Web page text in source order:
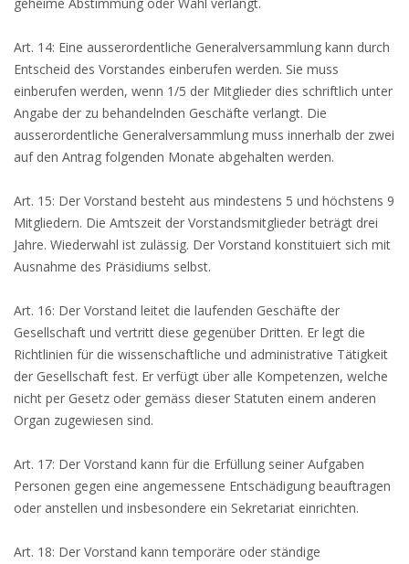
Art. 14: Eine ausserordentliche Generalversammlung kann durch
Entscheid des Vorstandes einberufen werden. Sie muss
einberufen werden, wenn 1/5 der Mitglieder dies schriftlich unter
Angabe der zu behandelnden Geschäfte verlangt. Die
ausserordentliche Generalversammlung muss innerhalb der zwei
auf den Antrag folgenden Monate abgehalten werden.
Art. 15: Der Vorstand besteht aus mindestens 5 und höchstens 9
Mitgliedern. Die Amtszeit der Vorstandsmitglieder beträgt drei
Jahre. Wiederwahl ist zulässig. Der Vorstand konstituiert sich mit
Ausnahme des Präsidiums selbst.
Art. 16: Der Vorstand leitet die laufenden Geschäfte der
Gesellschaft und vertritt diese gegenüber Dritten. Er legt die
Richtlinien für die wissenschaftliche und administrative Tätigkeit
der Gesellschaft fest. Er verfügt über alle Kompetenzen, welche
nicht per Gesetz oder gemäss dieser Statuten einem anderen
Organ zugewiesen sind.
Art. 17: Der Vorstand kann für die Erfüllung seiner Aufgaben
Personen gegen eine angemessene Entschädigung beauftragen
oder anstellen und insbesondere ein Sekretariat einrichten.
Art. 18: Der Vorstand kann temporäre oder ständige